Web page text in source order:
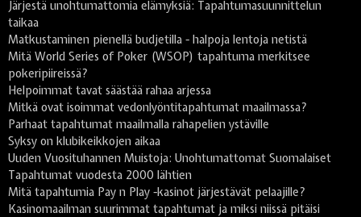
Järjestä unohtumattomia elämyksiä: Tapahtumasuunnittelun
taikaa
Matkustaminen pienellä budjetilla - halpoja lentoja netistä
Mitä World Series of Poker (WSOP) tapahtuma merkitsee
pokeripiireissä?
Helpoimmat tavat säästää rahaa arjessa
Mitkä ovat isoimmat vedonlyöntitapahtumat maailmassa?
Parhaat tapahtumat maailmalla rahapelien ystäville
Syksy on klubikeikkojen aikaa
Uuden Vuosituhannen Muistoja: Unohtumattomat Suomalaiset
Tapahtumat vuodesta 2000 lähtien
Mitä tapahtumia Pay n Play -kasinot järjestävät pelaajille?
Kasinomaailman suurimmat tapahtumat ja miksi niissä pitäisi